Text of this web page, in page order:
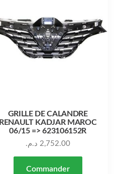
GRILLE DE CALANDRE
RENAULT KADJAR MAROC
06/15 => 623106152R
2,752.00 د.م.
Commander